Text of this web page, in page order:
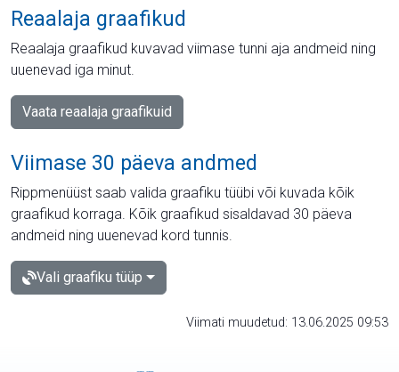
Reaalaja graafikud
Reaalaja graafikud kuvavad viimase tunni aja andmeid ning
uuenevad iga minut.
Vaata reaalaja graafikuid
Viimase 30 päeva andmed
Rippmenüüst saab valida graafiku tüübi või kuvada kõik
graafikud korraga. Kõik graafikud sisaldavad 30 päeva
andmeid ning uuenevad kord tunnis.
Vali graafiku tüüp
Viimati muudetud: 13.06.2025 09:53